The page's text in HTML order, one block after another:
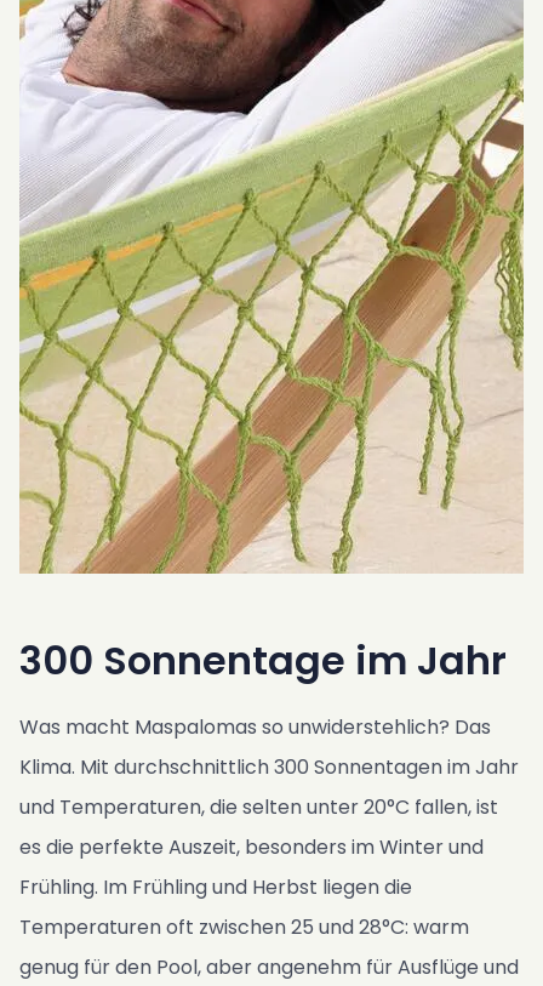
300 Sonnentage im Jahr
Was macht Maspalomas so unwiderstehlich? Das
Klima. Mit durchschnittlich 300 Sonnentagen im Jahr
und Temperaturen, die selten unter 20°C fallen, ist
es die perfekte Auszeit, besonders im Winter und
Frühling. Im Frühling und Herbst liegen die
Temperaturen oft zwischen 25 und 28°C: warm
genug für den Pool, aber angenehm für Ausflüge und